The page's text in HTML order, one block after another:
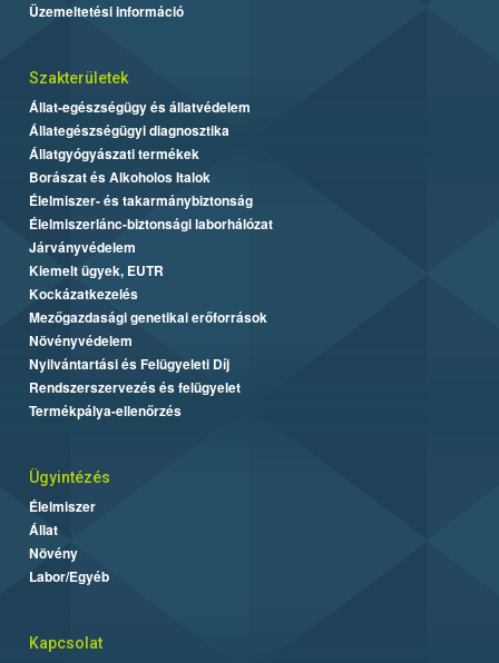
Üzemeltetési információ
Szakterületek
Állat-egészségügy és állatvédelem
Állategészségügyi diagnosztika
Állatgyógyászati termékek
Borászat és Alkoholos Italok
Élelmiszer- és takarmánybiztonság
Élelmiszerlánc-biztonsági laborhálózat
Járványvédelem
Kiemelt ügyek, EUTR
Kockázatkezelés
Mezőgazdasági genetikai erőforrások
Növényvédelem
Nyilvántartási és Felügyeleti Díj
Rendszerszervezés és felügyelet
Termékpálya-ellenőrzés
Ügyintézés
Élelmiszer
Állat
Növény
Labor/Egyéb
Kapcsolat